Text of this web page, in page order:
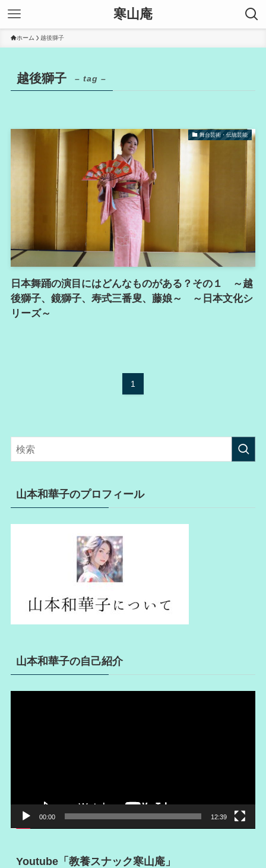
寒山庵
ホーム 越後獅子
越後獅子 – tag –
舞台芸術・伝統芸能
日本舞踊の演目にはどんなものがある？その１ ～越
後獅子、鏡獅子、寿式三番叟、藤娘～ ～日本文化シ
リーズ～
1
山本和華子のプロフィール
山本和華子の自己紹介
00:00 12:39
Youtube「教養スナック寒山庵」